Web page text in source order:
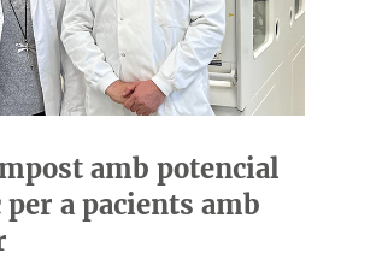
amb potencial
a pacients amb